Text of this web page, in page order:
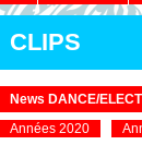
CLIPS
News DANCE/
Années 2020